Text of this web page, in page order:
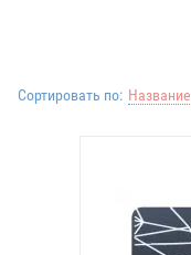
Сортировать по: Название